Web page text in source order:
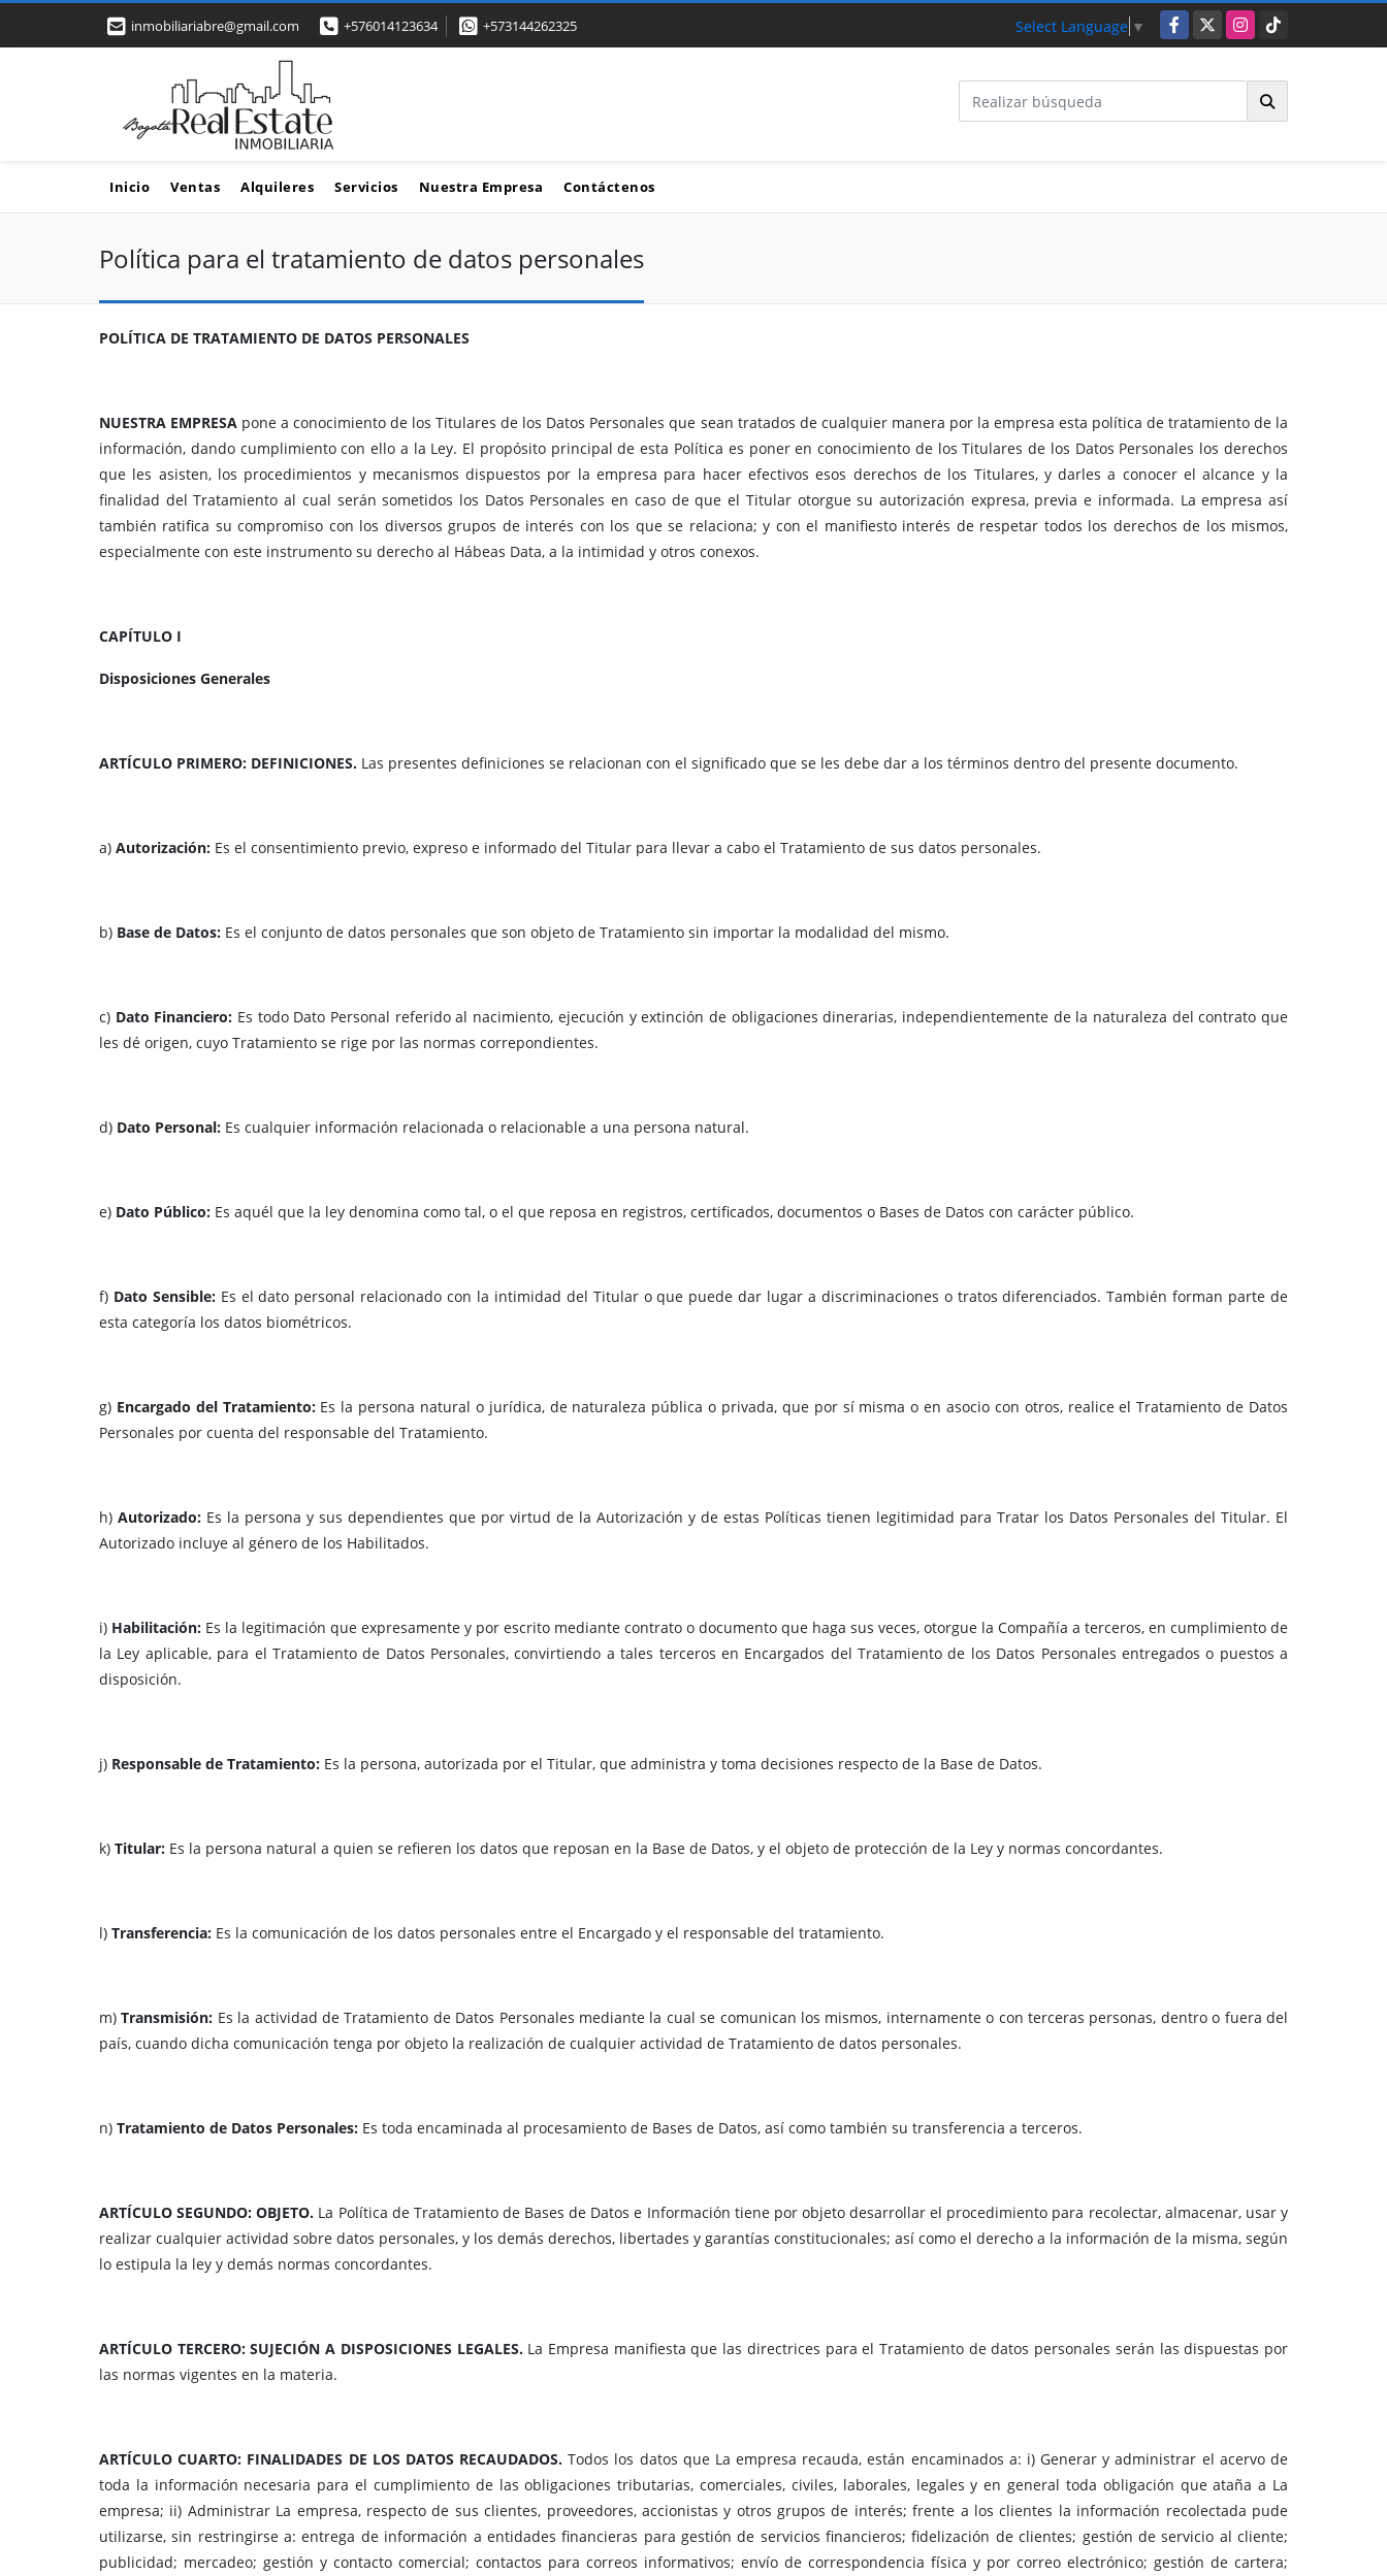
inmobiliariabre@gmail.com +576014123634 +573144262325 Select Language ▼ Facebook
X Instagram
TikTok
Inicio Ventas Alquileres Servicios Nuestra Empresa Contáctenos
Política para el tratamiento de datos personales
POLÍTICA DE TRATAMIENTO DE DATOS PERSONALES
NUESTRA EMPRESA pone a conocimiento de los Titulares de los Datos Personales que sean tratados de cualquier manera por la empresa esta política de tratamiento de la
información, dando cumplimiento con ello a la Ley. El propósito principal de esta Política es poner en conocimiento de los Titulares de los Datos Personales los derechos
que les asisten, los procedimientos y mecanismos dispuestos por la empresa para hacer efectivos esos derechos de los Titulares, y darles a conocer el alcance y la
finalidad del Tratamiento al cual serán sometidos los Datos Personales en caso de que el Titular otorgue su autorización expresa, previa e informada. La empresa así
también ratifica su compromiso con los diversos grupos de interés con los que se relaciona; y con el manifiesto interés de respetar todos los derechos de los mismos,
especialmente con este instrumento su derecho al Hábeas Data, a la intimidad y otros conexos.
CAPÍTULO I
Disposiciones Generales
ARTÍCULO PRIMERO: DEFINICIONES. Las presentes definiciones se relacionan con el significado que se les debe dar a los términos dentro del presente documento.
a) Autorización: Es el consentimiento previo, expreso e informado del Titular para llevar a cabo el Tratamiento de sus datos personales.
b) Base de Datos: Es el conjunto de datos personales que son objeto de Tratamiento sin importar la modalidad del mismo.
c) Dato Financiero: Es todo Dato Personal referido al nacimiento, ejecución y extinción de obligaciones dinerarias, independientemente de la naturaleza del contrato que
les dé origen, cuyo Tratamiento se rige por las normas correpondientes.
d) Dato Personal: Es cualquier información relacionada o relacionable a una persona natural.
e) Dato Público: Es aquél que la ley denomina como tal, o el que reposa en registros, certificados, documentos o Bases de Datos con carácter público.
f) Dato Sensible: Es el dato personal relacionado con la intimidad del Titular o que puede dar lugar a discriminaciones o tratos diferenciados. También forman parte de
esta categoría los datos biométricos.
g) Encargado del Tratamiento: Es la persona natural o jurídica, de naturaleza pública o privada, que por sí misma o en asocio con otros, realice el Tratamiento de Datos
Personales por cuenta del responsable del Tratamiento.
h) Autorizado: Es la persona y sus dependientes que por virtud de la Autorización y de estas Políticas tienen legitimidad para Tratar los Datos Personales del Titular. El
Autorizado incluye al género de los Habilitados.
i) Habilitación: Es la legitimación que expresamente y por escrito mediante contrato o documento que haga sus veces, otorgue la Compañía a terceros, en cumplimiento de
la Ley aplicable, para el Tratamiento de Datos Personales, convirtiendo a tales terceros en Encargados del Tratamiento de los Datos Personales entregados o puestos a
disposición.
j) Responsable de Tratamiento: Es la persona, autorizada por el Titular, que administra y toma decisiones respecto de la Base de Datos.
k) Titular: Es la persona natural a quien se refieren los datos que reposan en la Base de Datos, y el objeto de protección de la Ley y normas concordantes.
l) Transferencia: Es la comunicación de los datos personales entre el Encargado y el responsable del tratamiento.
m)Transmisión: Es la actividad de Tratamiento de Datos Personales mediante la cual se comunican los mismos, internamente o con terceras personas, dentro o fuera del
país, cuando dicha comunicación tenga por objeto la realización de cualquier actividad de Tratamiento de datos personales.
n) Tratamiento de Datos Personales: Es toda encaminada al procesamiento de Bases de Datos, así como también su transferencia a terceros.
ARTÍCULO SEGUNDO: OBJETO. La Política de Tratamiento de Bases de Datos e Información tiene por objeto desarrollar el procedimiento para recolectar, almacenar, usar y
realizar cualquier actividad sobre datos personales, y los demás derechos, libertades y garantías constitucionales; así como el derecho a la información de la misma, según
lo estipula la ley y demás normas concordantes.
ARTÍCULO TERCERO: SUJECIÓN A DISPOSICIONES LEGALES. La Empresa manifiesta que las directrices para el Tratamiento de datos personales serán las dispuestas por
las normas vigentes en la materia.
ARTÍCULO CUARTO: FINALIDADES DE LOS DATOS RECAUDADOS. Todos los datos que La empresa recauda, están encaminados a: i) Generar y administrar el acervo de
toda la información necesaria para el cumplimiento de las obligaciones tributarias, comerciales, civiles, laborales, legales y en general toda obligación que ataña a La
empresa; ii) Administrar La empresa, respecto de sus clientes, proveedores, accionistas y otros grupos de interés; frente a los clientes la información recolectada pude
utilizarse, sin restringirse a: entrega de información a entidades financieras para gestión de servicios financieros; fidelización de clientes; gestión de servicio al cliente;
publicidad; mercadeo; gestión y contacto comercial; contactos para correos informativos; envío de correspondencia física y por correo electrónico; gestión de cartera;